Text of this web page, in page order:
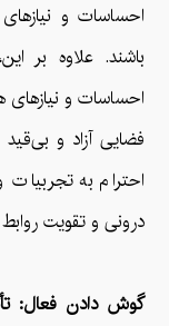
احساسات و
باشند. علاوه بر
احساسات و نیازهای
فضایی آزاد و
احترام به تجربیات
درونی و تقویت
گوش دادن فعال: